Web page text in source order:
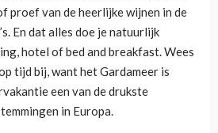
proef van de heerlijke wijnen in de
En dat alles doe je natuurlijk
hotel of bed and breakfast. Wees
tijd bij, want het Gardameer is
een van de drukste
in Europa.